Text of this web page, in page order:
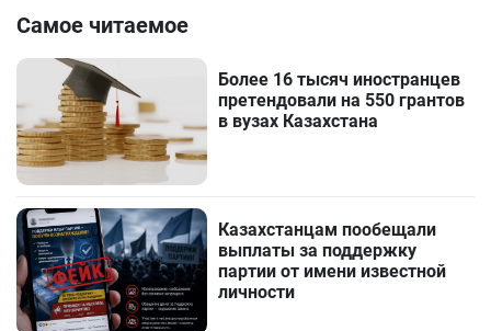
Самое читаемое
Более 16 тысяч иностранцев
претендовали на 550 грантов
в вузах Казахстана
Казахстанцам пообещали
выплаты за поддержку
партии от имени известной
личности